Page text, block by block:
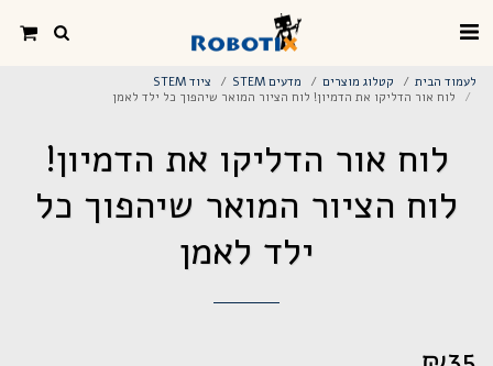
לעמוד הבית קטלוג מוצרים מדעים STEM
ציוד STEM
לוח אור הדליקו את הדמיון! לוח הציור המואר שיהפוך כל ילד לאמן
לוח אור הדליקו את הדמיון!
לוח הציור המואר שיהפוך כל
ילד לאמן